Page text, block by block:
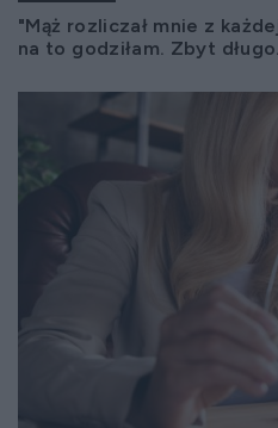
"Mąż rozliczał mnie z
na to godziłam. Zbyt